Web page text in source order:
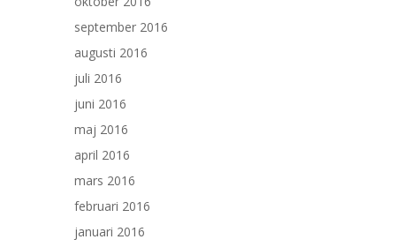
september 2016
augusti 2016
juli 2016
juni 2016
maj 2016
april 2016
mars 2016
februari 2016
januari 2016